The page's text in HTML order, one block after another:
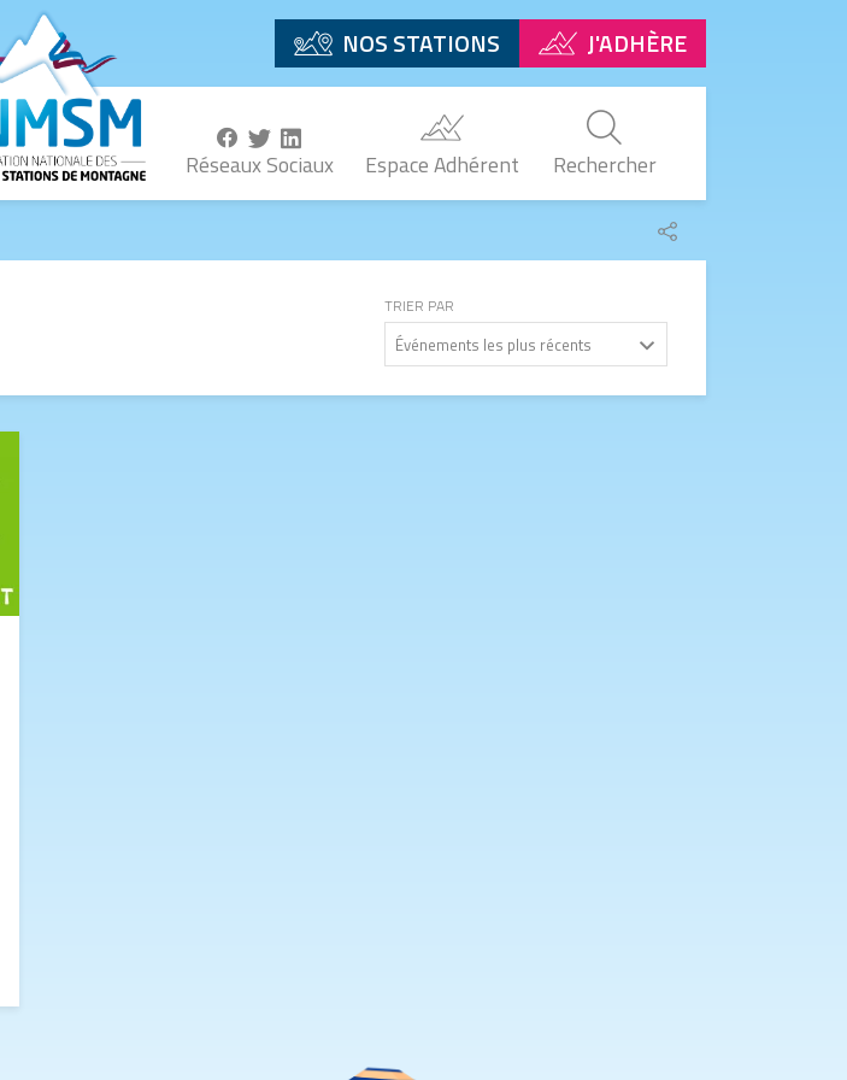
NOS STATIONS J'ADHÈRE
Réseaux Sociaux Espace Adhérent Rechercher
Partager
le
TRIER PAR
Événements les plus récents